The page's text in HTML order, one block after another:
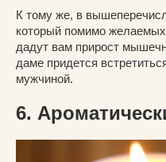
К тому же, в
который помимо
дадут вам прирост
даме придется
мужчиной.
6.